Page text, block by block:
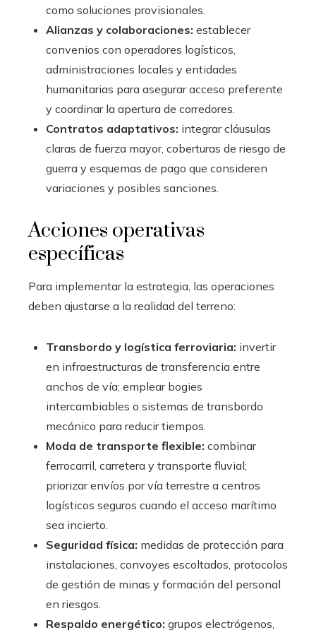
como soluciones provisionales.
Alianzas y colaboraciones: establecer
convenios con operadores logísticos,
administraciones locales y entidades
humanitarias para asegurar acceso preferente
y coordinar la apertura de corredores.
Contratos adaptativos: integrar cláusulas
claras de fuerza mayor, coberturas de riesgo de
guerra y esquemas de pago que consideren
variaciones y posibles sanciones.
Acciones operativas
específicas
Para implementar la estrategia, las operaciones
deben ajustarse a la realidad del terreno:
Transbordo y logística ferroviaria: invertir
en infraestructuras de transferencia entre
anchos de vía; emplear bogies
intercambiables o sistemas de transbordo
mecánico para reducir tiempos.
Moda de transporte flexible: combinar
ferrocarril, carretera y transporte fluvial;
priorizar envíos por vía terrestre a centros
logísticos seguros cuando el acceso marítimo
sea incierto.
Seguridad física: medidas de protección para
instalaciones, convoyes escoltados, protocolos
de gestión de minas y formación del personal
en riesgos.
Respaldo energético: grupos electrógenos,